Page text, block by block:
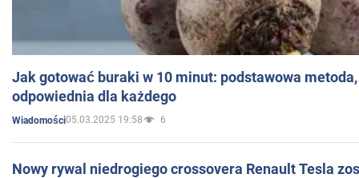
Jak gotować buraki w 10 minut: podstawowa
odpowiednia dla każdego
Wiadomości05.03.2025 19:58 6
Nowy rywal niedrogiego crossovera Renault Tesla